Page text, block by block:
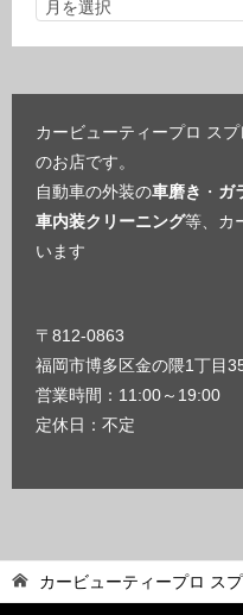
カービューティープロ スプ
のお店です。
自動車の外装の車磨き ・ ガ
車内装クリーニング等、カ
います
〒812-0863
福岡市博多区金の隈1丁目
営業時間：11:00～19:00
定休日：不定
カービューティープロ ス